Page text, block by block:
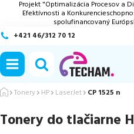
Projekt "Optimalizácia Procesov a
Efektívnosti a
spolufinancovaný
+421 46/312 70 12
Tonery HP LaserJet CP 1525 n
Tonery do tlačiarne